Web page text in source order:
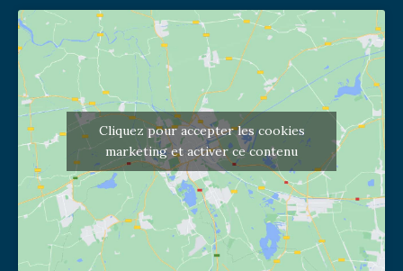
Cliquez pour accepter les cookies
marketing et activer ce contenu